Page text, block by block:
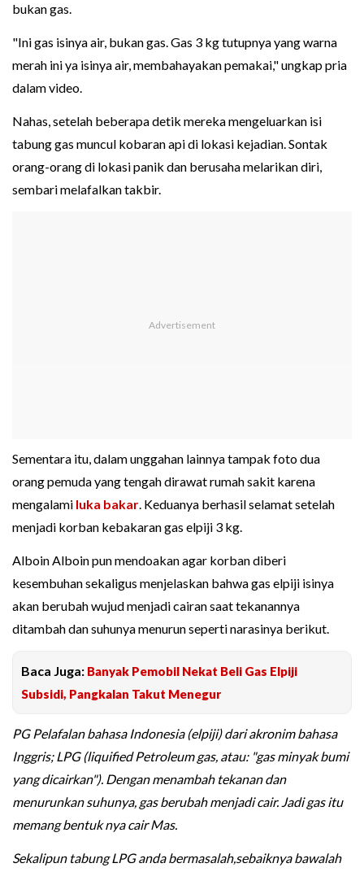
bukan gas.
"Ini gas isinya air, bukan gas. Gas 3 kg tutupnya yang warna
merah ini ya isinya air, membahayakan pemakai," ungkap pria
dalam video.
Nahas, setelah beberapa detik mereka mengeluarkan isi
tabung gas muncul kobaran api di lokasi kejadian. Sontak
orang-orang di lokasi panik dan berusaha melarikan diri,
sembari melafalkan takbir.
Sementara itu, dalam unggahan lainnya tampak foto dua
orang pemuda yang tengah dirawat rumah sakit karena
mengalami luka bakar. Keduanya berhasil selamat setelah
menjadi korban kebakaran gas elpiji 3 kg.
Alboin Alboin pun mendoakan agar korban diberi
kesembuhan sekaligus menjelaskan bahwa gas elpiji isinya
akan berubah wujud menjadi cairan saat tekanannya
ditambah dan suhunya menurun seperti narasinya berikut.
Baca Juga: Banyak Pemobil Nekat Beli Gas Elpiji
Subsidi, Pangkalan Takut Menegur
PG Pelafalan bahasa Indonesia (elpiji) dari akronim bahasa
Inggris; LPG (liquified Petroleum gas, atau: "gas minyak bumi
yang dicairkan"). Dengan menambah tekanan dan
menurunkan suhunya, gas berubah menjadi cair. Jadi gas itu
memang bentuk nya cair Mas.
Sekalipun tabung LPG anda bermasalah,sebaiknya bawalah